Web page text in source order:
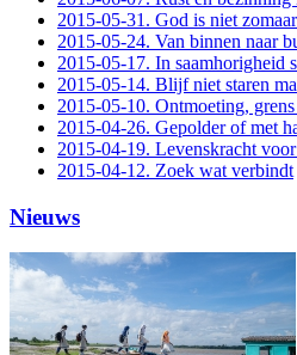
2015-05-31. God is niet
2015-05-24. Van binnen naar
2015-05-17. In saamhorigheid
2015-05-14. Blijf niet staren
2015-05-10. Ontmoeting,
2015-04-26. Gepolder of met
2015-04-19. Levenskracht
2015-04-12. Zoek wat verbindt
Nieuws